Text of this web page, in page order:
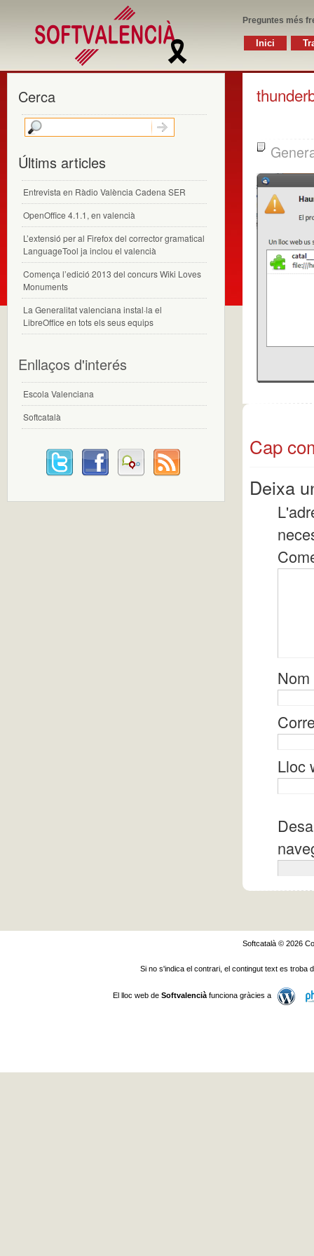
Preguntes més
Inici
Cap
Deixa
Nom
Lloc
Cerca
Últims articles
Entrevista en Ràdio València Cadena SER
OpenOffice 4.1.1, en valencià
L’extensió per al Firefox del corrector gramatical
LanguageTool ja inclou el valencià
Comença l’edició 2013 del concurs Wiki Loves
Monuments
La Generalitat valenciana instal·la el
LibreOffice en tots els seus equips
Enllaços d'interés
Escola Valenciana
Softcatalà
Softcatalà © 2026
Si no s'indica el contrari, el contingut text es troba
El lloc web de Softvalenciàfunciona gràcies a